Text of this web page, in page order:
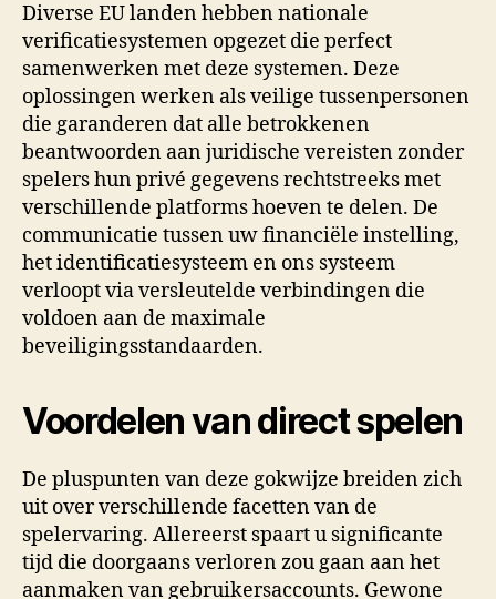
Diverse EU landen hebben nationale
verificatiesystemen opgezet die perfect
samenwerken met deze systemen. Deze
oplossingen werken als veilige tussenpersonen
die garanderen dat alle betrokkenen
beantwoorden aan juridische vereisten zonder
spelers hun privé gegevens rechtstreeks met
verschillende platforms hoeven te delen. De
communicatie tussen uw financiële instelling,
het identificatiesysteem en ons systeem
verloopt via versleutelde verbindingen die
voldoen aan de maximale
beveiligingsstandaarden.
Voordelen van direct spelen
De pluspunten van deze gokwijze breiden zich
uit over verschillende facetten van de
spelervaring. Allereerst spaart u significante
tijd die doorgaans verloren zou gaan aan het
aanmaken van gebruikersaccounts. Gewone